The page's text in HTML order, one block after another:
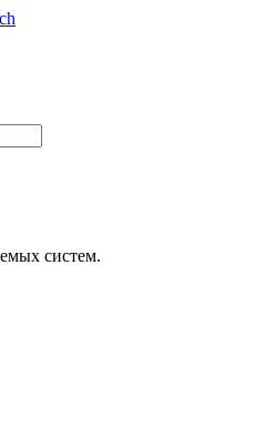
систем.